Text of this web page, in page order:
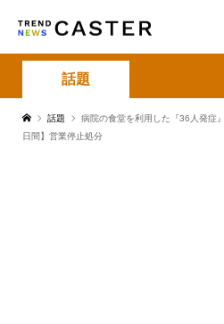
話題
話題
病院の食堂を利用した『36人発
日間】営業停止処分